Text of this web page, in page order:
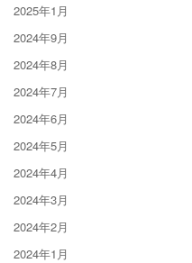
2025年1月
2024年9月
2024年8月
2024年7月
2024年6月
2024年5月
2024年4月
2024年3月
2024年2月
2024年1月